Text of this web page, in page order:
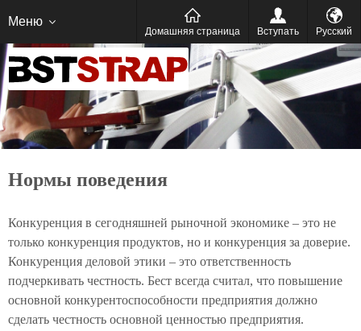
Меню
Домашняя страница Bступать Pусский
Español
Нормы поведения
Конкуренция в сегодняшней рыночной экономике – это не
только конкуренция продуктов, но и конкуренция за доверие.
Конкуренция деловой этики – это ответственность
подчеркивать честность. Бест всегда считал, что повышение
основной конкурентоспособности предприятия должно
сделать честность основной ценностью предприятия.